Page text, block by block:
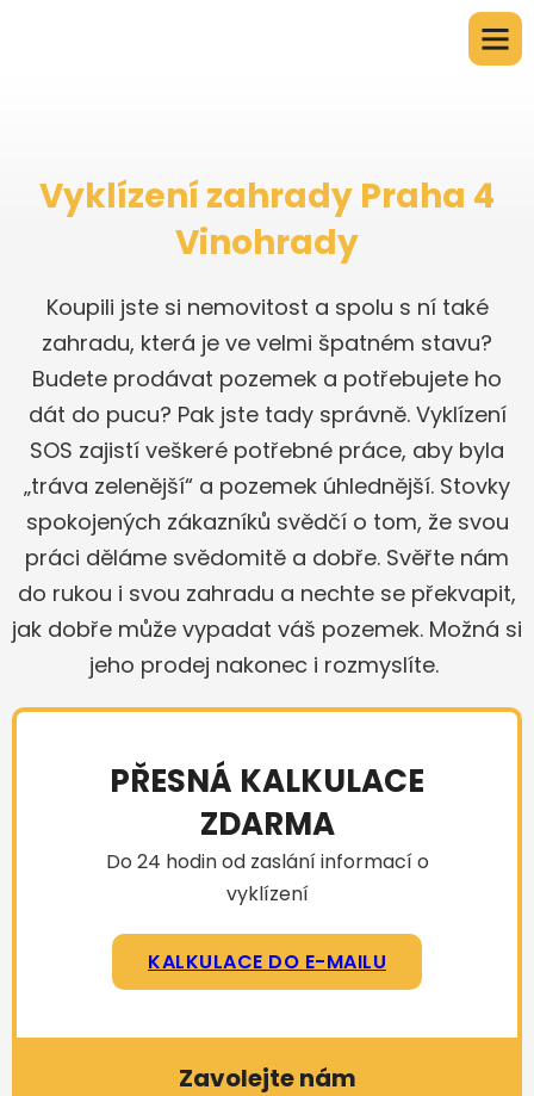
Vyklízení zahrady Praha 4
Vinohrady
Koupili jste si nemovitost a spolu s ní také
zahradu, která je ve velmi špatném stavu?
Budete prodávat pozemek a potřebujete ho
dát do pucu? Pak jste tady správně. Vyklízení
SOS zajistí veškeré potřebné práce, aby byla
„tráva zelenější“ a pozemek úhlednější. Stovky
spokojených zákazníků svědčí o tom, že svou
práci děláme svědomitě a dobře. Svěřte nám
do rukou i svou zahradu a nechte se překvapit,
jak dobře může vypadat váš pozemek. Možná si
jeho prodej nakonec i rozmyslíte.
PŘESNÁ KALKULACE
ZDARMA
Do 24 hodin od zaslání informací o
vyklízení
KALKULACE DO E-MAILU
Zavolejte nám